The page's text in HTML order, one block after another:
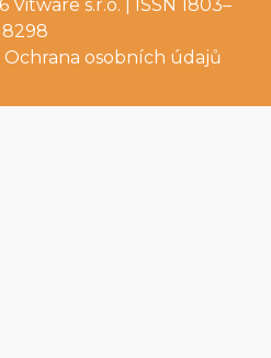
Vitware s.r.o. | ISSN 1803–
8298
Ochrana osobních údajů